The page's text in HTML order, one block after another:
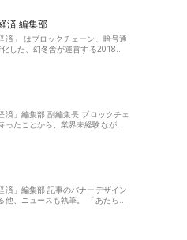
済 編集部
済」 はブロックチェーン、暗号通
した、幻冬舎が運営する2018…
済」編集部 副編集長 ブロックチェ
ったことから、業界未経験なが…
済」編集部 記事のバナーデザイン
他、ニュースも執筆。 「あたら…